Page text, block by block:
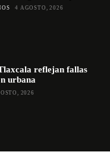
4 AGOSTO, 2026
reflejan fallas
urbana
2026